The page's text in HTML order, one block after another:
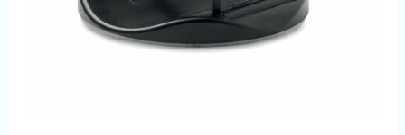
Kleding & textiel